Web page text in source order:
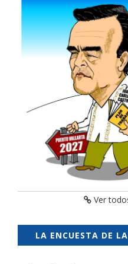
Ver
LA ENCUESTA DE